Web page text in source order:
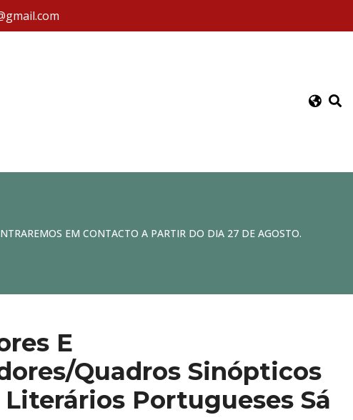
EM CONTACTO A PARTIR DO DIA 27 DE AGOSTO.
E
Quadros Sinópticos
Portugueses Sá